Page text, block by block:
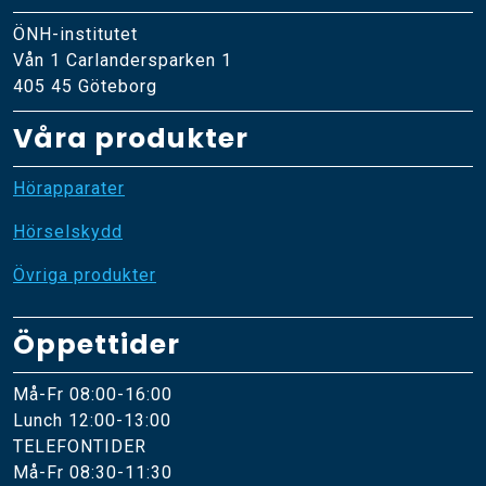
ÖNH-institutet
Vån 1 Carlandersparken 1
405 45 Göteborg
Våra produkter
Hörapparater
Hörselskydd
Övriga produkter
Öppettider
Må-Fr 08:00-16:00
Lunch 12:00-13:00
TELEFONTIDER
Må-Fr 08:30-11:30